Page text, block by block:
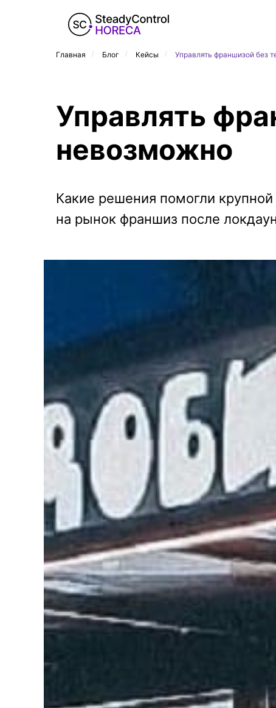
Главная / Блог / Кейсы / Управлять франшизой без
Управлять
невозможно
Какие решения помогли
на рынок франшиз после